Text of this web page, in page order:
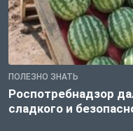
ПОЛЕЗНО ЗНАТЬ
Роспотребнадзор
сладкого и